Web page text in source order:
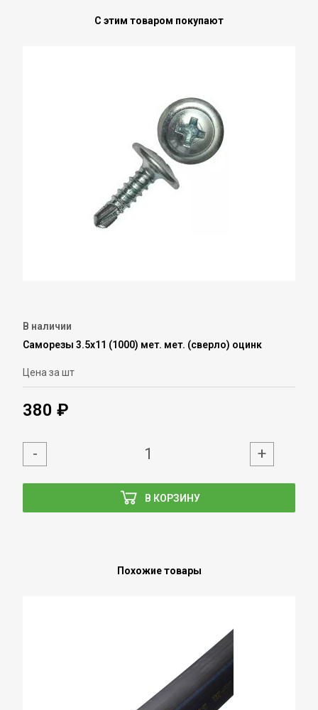
С этим товаром покупают
В наличии
Саморезы 3.5х11 (1000) мет. мет. (сверло) оцинк
Цена за шт
380 ₽
В КОРЗИНУ
- +
Похожие товары